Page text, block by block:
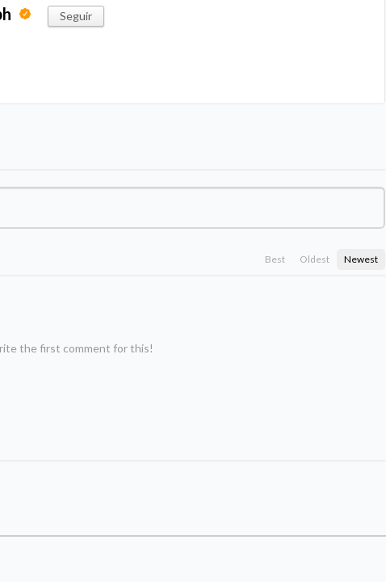
Seguir
Best Oldest Newest
the first comment for this!